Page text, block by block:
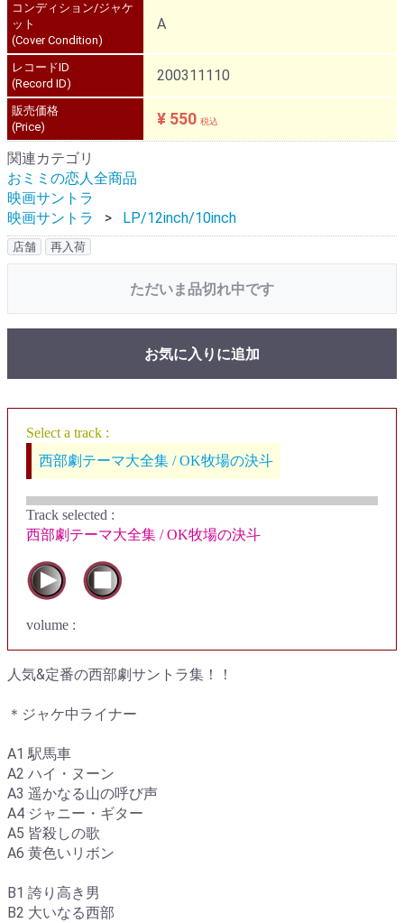
コンディション/ジャケ
ット
(Cover Condition)
A
レコードID
(Record ID)
200311110
販売価格
(Price)
¥ 550 税込
関連カテゴリ
おミミの恋人全商品
映画サントラ
映画サントラ
LP/12inch/10inch
店舗 再入荷
ただいま品切れ中です
お気に入りに追加
Select a track :
西部劇テーマ大全集 / OK牧場の決斗
Track selected :
西部劇テーマ大全集 / OK牧場の決斗
volume :
人気&定番の西部劇サントラ集！！
＊ジャケ中ライナー
A1 駅馬車
A2 ハイ・ヌーン
A3 遥かなる山の呼び声
A4 ジャニー・ギター
A5 皆殺しの歌
A6 黄色いリボン
B1 誇り高き男
B2 大いなる西部